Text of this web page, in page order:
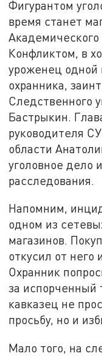
Фигурантом
время станет
Академического
Конфликтом, в
уроженец одной
охранника,
Следственного
Бастрыкин.
руководителя
области
уголовное дело
расследования.
Напомним,
одном из
магазинов.
откусил от него
Охранник
за испорченный
кавказец не
просьбу, но и
Мало того, на